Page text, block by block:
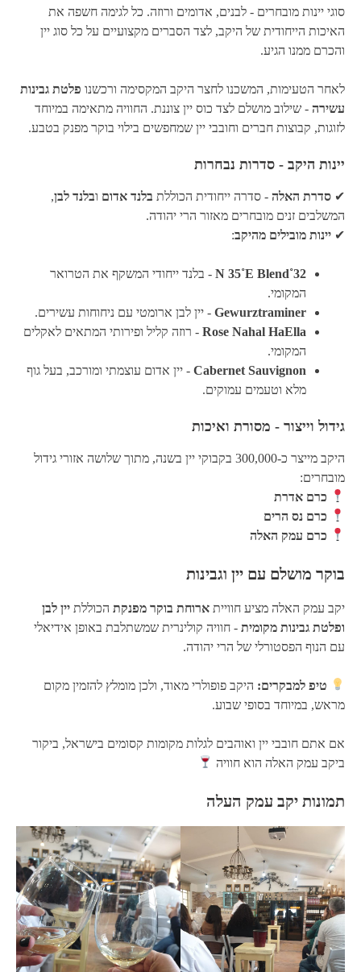
סוגי יינות מובחרים - לבנים, אדומים ורוזה. כל לגימה חשפה את
האיכות הייחודית של היקב, לצד הסברים מקצועיים על כל סוג יין
והכרם ממנו הגיע.
לאחר הטעימות, המשכנו לחצר היקב המקסימה ורכשנו פלטת גבינות
עשירה - שילוב מושלם לצד כוס יין צוננת. החוויה מתאימה במיוחד
לזוגות, קבוצות חברים וחובבי יין שמחפשים בילוי בוקר מפנק בטבע.
יינות היקב - סדרות נבחרות
✔ סדרת האלה - סדרה ייחודית הכוללת בלנד אדום ובלנד לבן,
המשלבים זנים מובחרים מאזור הרי יהודה.
✔ יינות מובילים מהיקב:
32˚N 35˚E Blend
- בלנד ייחודי המשקף את הטרואר
המקומי.
Gewurztraminer - יין לבן ארומטי עם ניחוחות עשירים.
Rose Nahal HaElla - רוזה קליל ופירותי המתאים לאקלים
המקומי.
Cabernet Sauvignon - יין אדום עוצמתי ומורכב, בעל גוף
מלא וטעמים עמוקים.
גידול וייצור - מסורת ואיכות
היקב מייצר כ-300,000 בקבוקי יין בשנה, מתוך שלושה אזורי גידול
מובחרים:
כרם אדרת
כרם נס הרים
כרם עמק האלה
בוקר מושלם עם יין וגבינות
יקב עמק האלה מציע חוויית ארוחת בוקר מפנקת הכוללת יין לבן
ופלטת גבינות מקומית - חוויה קולינרית שמשתלבת באופן אידיאלי
עם הנוף הפסטורלי של הרי יהודה.
טיפ למבקרים: היקב פופולרי מאוד, ולכן מומלץ להזמין מקום
מראש, במיוחד בסופי שבוע.
אם אתם חובבי יין ואוהבים לגלות מקומות קסומים בישראל, ביקור
ביקב עמק האלה הוא חוויה
תמונות יקב עמק העלה